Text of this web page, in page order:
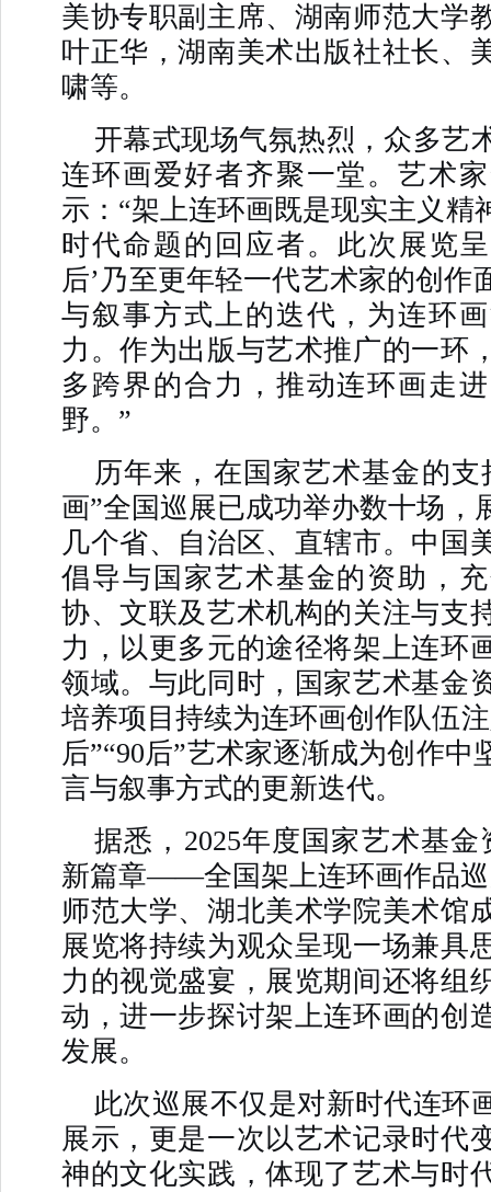
美协专职副主席、湖南师范大学
叶正华，湖南美术出版社社长、
啸等。
开幕式现场气氛热烈，众多艺
连环画爱好者齐聚一堂。艺术
示：“架上连环画既是现实主义精
时代命题的回应者。此次展览呈
后’乃至更年轻一代艺术家的创作
与叙事方式上的迭代，为连环
力。作为出版与艺术推广的一环
多跨界的合力，推动连环画走
野。”
历年来，在国家艺术基金的支
画”全国巡展已成功举办数十场，
几个省、自治区、直辖市。中国
倡导与国家艺术基金的资助，
协、文联及艺术机构的关注与支
力，以更多元的途径将架上连环
领域。与此同时，国家艺术基金
培养项目持续为连环画创作队伍
后”“90后”艺术家逐渐成为创作中
言与叙事方式的更新迭代。
据悉，2025年度国家艺术基
新篇章——全国架上连环画作品巡
师范大学、湖北美术学院美术馆
展览将持续为观众呈现一场兼具
力的视觉盛宴，展览期间还将组
动，进一步探讨架上连环画的创
发展。
此次巡展不仅是对新时代连环
展示，更是一次以艺术记录时代
神的文化实践，体现了艺术与时